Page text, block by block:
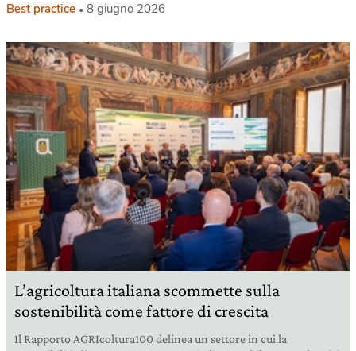
Best practice 8 giugno 2026
L’agricoltura italiana scommette sulla
sostenibilità come fattore di crescita
Il Rapporto AGRIcoltura100 delinea un settore in cui la